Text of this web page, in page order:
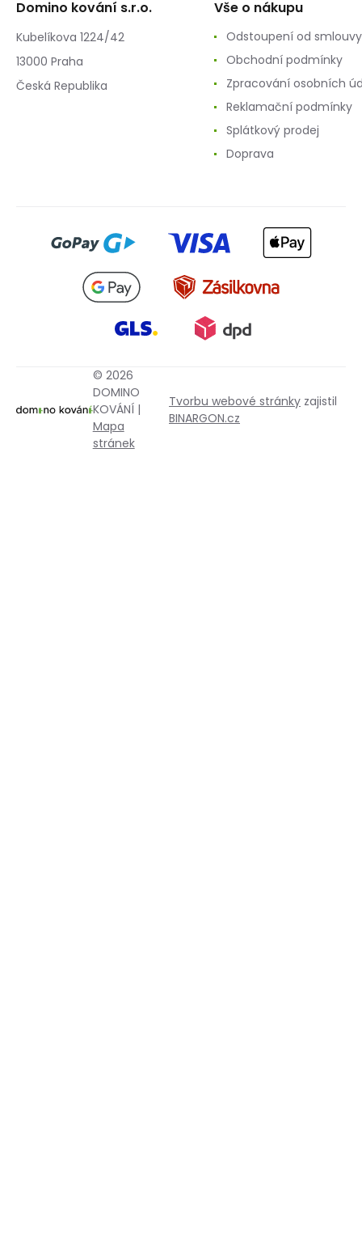
Domino kování s.r.o.
Kubelíkova 1224/42
13000 Praha
Česká Republika
Vše o nákupu
Odstoupení od smlouvy
Obchodní podmínky
Zpracování osobních
Reklamační podmínky
Splátkový prodej
Doprava
© 2026
DOMINO
KOVÁNÍ |
Mapa
stránek
Tvorbu webové stránky zajistil
BINARGON.cz